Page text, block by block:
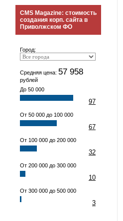
CMS Magazine: стоимость
создания корп. сайта в
Приволжском ФО
Город:
Средняя цена: 57 958
рублей
До 50 000
97
От 50 000 до 100 000
67
От 100 000 до 200 000
32
От 200 000 до 300 000
10
От 300 000 до 500 000
3